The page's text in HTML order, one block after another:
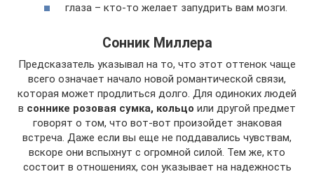
глаза – кто-то желает запудрить вам мозги.
Сонник Миллера
Предсказатель указывал на то, что этот оттенок чаще
всего означает начало новой романтической связи,
которая может продлиться долго. Для одиноких людей
в соннике розовая сумка, кольцо или другой предмет
говорят о том, что вот-вот произойдет знаковая
встреча. Даже если вы еще не поддавались чувствам,
вскоре они вспыхнут с огромной силой. Тем же, кто
состоит в отношениях, сон указывает на надежность